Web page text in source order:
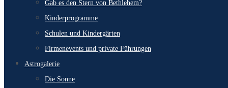
Gab es den Stern von Bethlehem?
Kinderprogramme
Schulen und Kindergärten
Firmenevents und private Führungen
Astrogalerie
Die Sonne